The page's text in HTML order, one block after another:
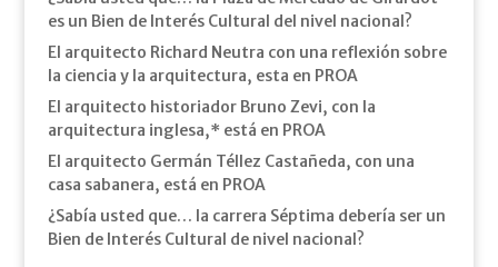
es un Bien de Interés Cultural del nivel nacional?
El arquitecto Richard Neutra con una reflexión sobre
la ciencia y la arquitectura, esta en PROA
El arquitecto historiador Bruno Zevi, con la
arquitectura inglesa,* está en PROA
El arquitecto Germán Téllez Castañeda, con una
casa sabanera, está en PROA
¿Sabía usted que… la carrera Séptima debería ser un
Bien de Interés Cultural de nivel nacional?